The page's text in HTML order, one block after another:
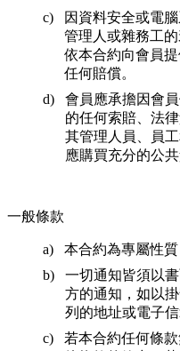
因資料安全或電
管理人或雜務工
依本合約向會員
任何賠償。
會員應承擔因會
的任何索賠、法
其管理人員、員
應購買充分的公
一般條款
本合約為專屬性質
一切通知皆須以
方的通知，如以
列的地址或電子
若本合約任何條